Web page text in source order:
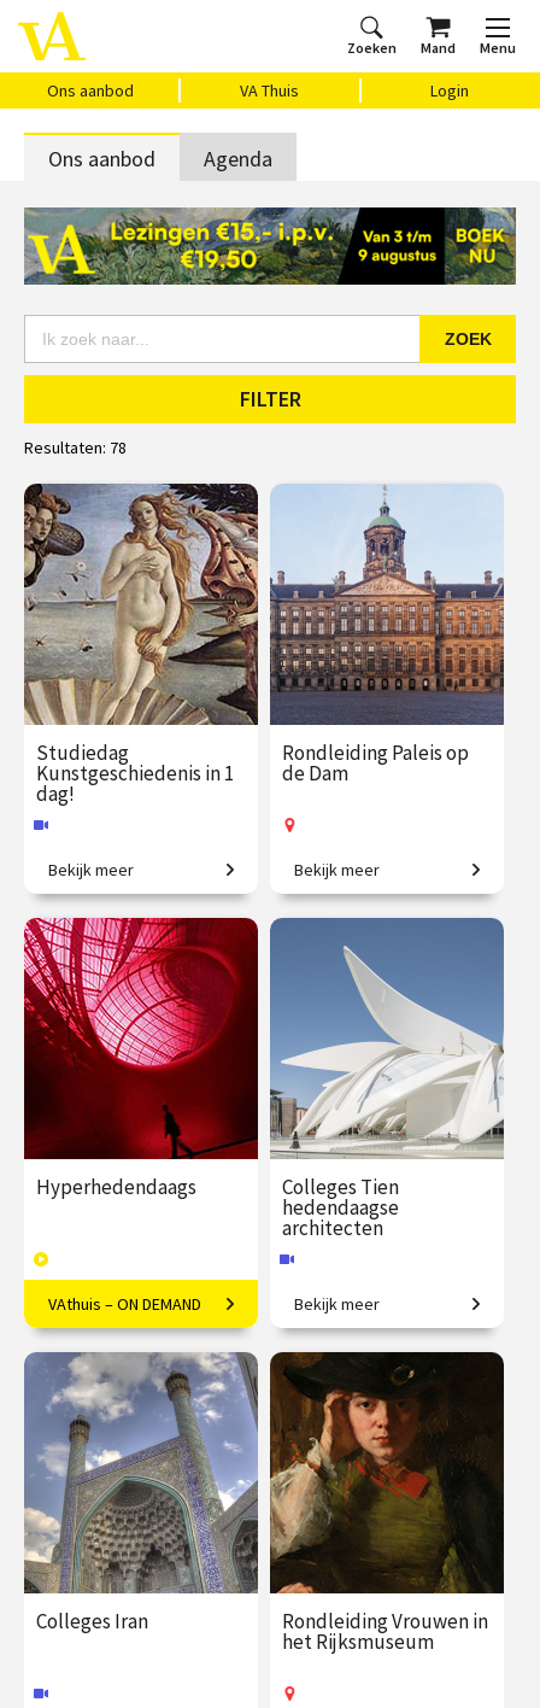
Zoeken Mand Menu
Ons aanbod VA Thuis Login
Home
Ons aanbod
Agenda
VAthuis
Over ons
Vragen?
Cadeaubon
Ons aanbod Agenda
ZOEK
FILTER
Resultaten: 78
Studiedag
Kunstgeschiedenis in 1
dag!
Uitdagende expeditie van
Grieken tot moderne kunst.
€ 65.00
vanaf 13
aug.
Online
Bekijk meer
Rondleiding Paleis op
de Dam
Kom mee en ontdek het
mooiste stadhuis van de
€ 27.50
aug.
Op locatie
Bekijk meer
Hyperhedendaags
Kunst in de eenentwintigste
eeuw
€ 169.00
40
afleveringen
Speeltijd 12 uur
VAthuis
VAthuis – ON DEMAND
Colleges Tien
hedendaagse
architecten
Van iconische gebouwen tot
innovatief materiaalgebruik.
€ 345.00
vanaf 24
sep.
Online
Bekijk meer
Colleges Iran Rondleiding Vrouwen in
het Rijksmuseum